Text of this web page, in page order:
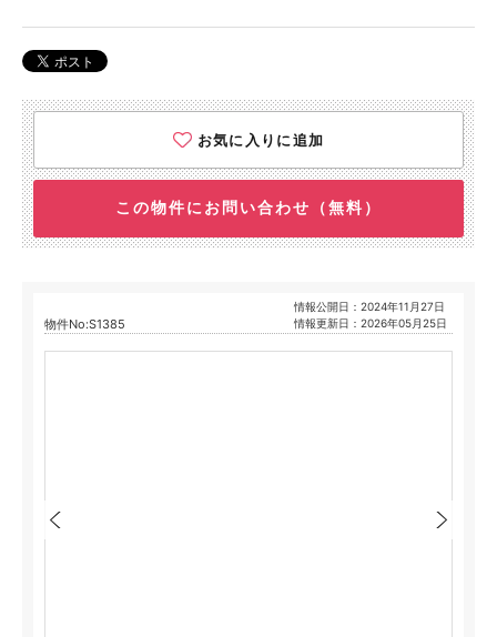
お気に入りに追加
この物件にお問い合わせ（無料）
物件No:S1385
情報公開日：2024年11月27日
情報更新日：2026年05月25日